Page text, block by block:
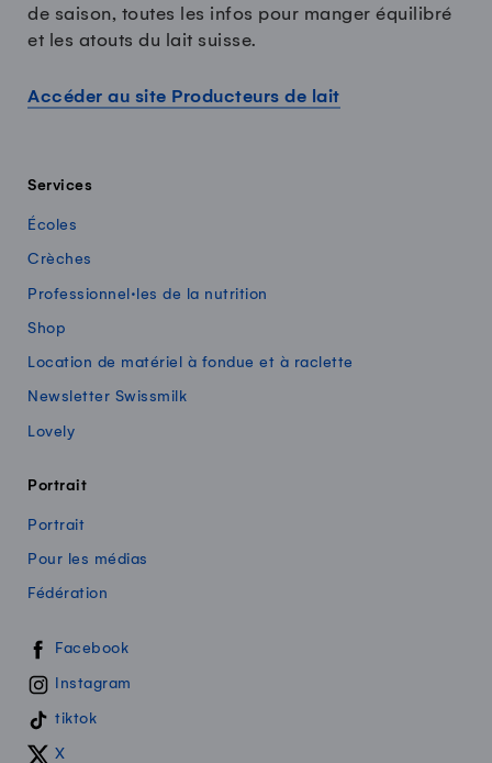
de saison, toutes les infos pour manger équilibré
et les atouts du lait suisse.
Accéder au site Producteurs de lait
Services
Écoles
Crèches
Professionnel·les de la nutrition
Shop
Location de matériel à fondue et à raclette
Newsletter Swissmilk
Lovely
Portrait
Portrait
Pour les médias
Fédération
Swissmilk sur les réseaux sociaux
Facebook
Instagram
tiktok
X